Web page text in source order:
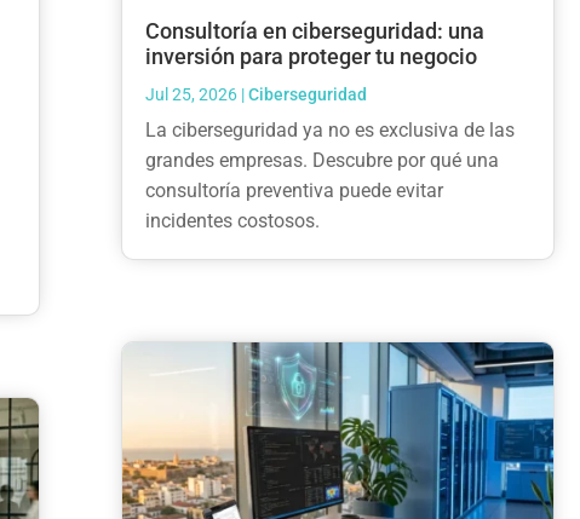
Consultoría en ciberseguridad: una
inversión para proteger tu negocio
Jul 25, 2026|Ciberseguridad
La ciberseguridad ya no es exclusiva de las
grandes empresas. Descubre por qué una
consultoría preventiva puede evitar
incidentes costosos.